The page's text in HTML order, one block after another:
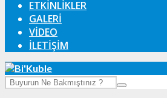
ETKINLIKLER
GALERI
VIDEO
İLETIŞIM